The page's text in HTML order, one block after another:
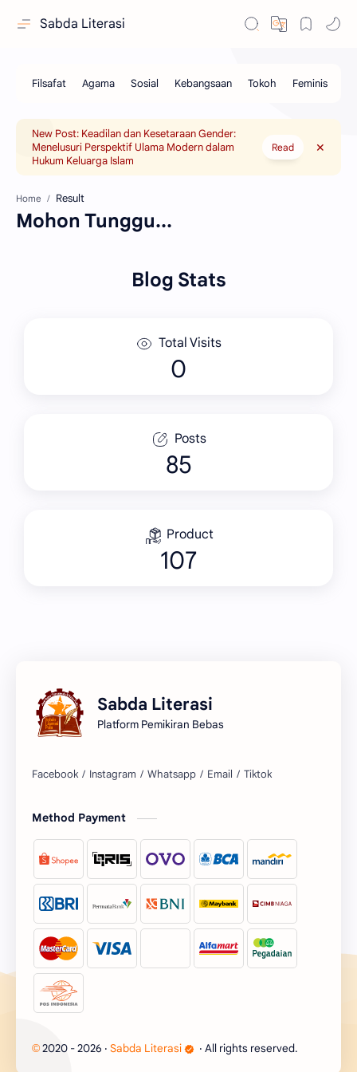
Sabda Literasi
New Post: Keadilan dan Kesetaraan Gender:
Menelusuri Perspektif Ulama Modern dalam
Hukum Keluarga Islam
Read
Home
Mohon Tunggu...
Blog Stats
Total Visits
Posts
85
Product
107
Sabda Literasi
Platform Pemikiran Bebas
Facebook Instagram Whatsapp Email Tiktok
Method Payment
© 2020 - 2026 ‧ Sabda Literasi ‧ All rights reserved.